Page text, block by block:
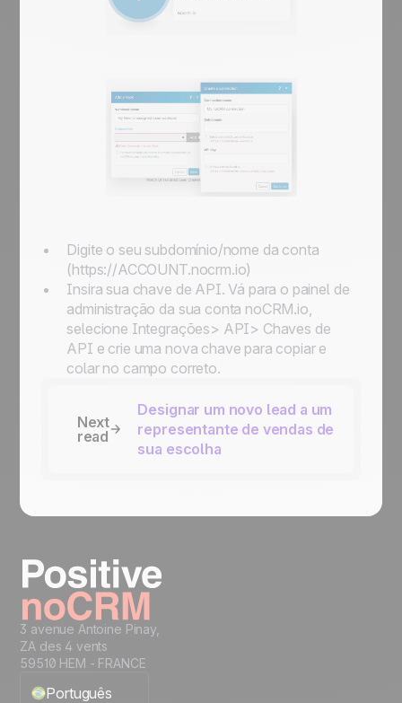
Digite o seu subdomínio/nome da conta
(https://ACCOUNT.nocrm.io)
Insira sua chave de API. Vá para o painel de
administração da sua conta noCRM.io,
selecione Integrações> API> Chaves de
API e crie uma nova chave para copiar e
colar no campo correto.
Next
read
Designar um novo lead a um
representante de vendas de
sua escolha
3 avenue Antoine Pinay,
ZA des 4 vents
59510 HEM - FRANCE
Português